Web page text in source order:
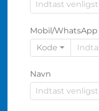
Mobil/WhatsApp
Kode
Navn